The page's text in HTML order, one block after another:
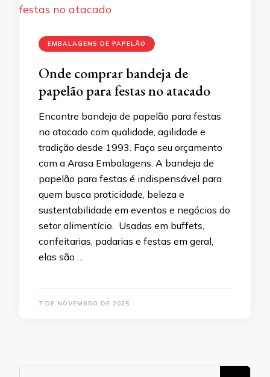
EMBALAGENS DE PAPELÃO
Onde comprar bandeja de
papelão para festas no atacado
Encontre bandeja de papelão para festas
no atacado com qualidade, agilidade e
tradição desde 1993. Faça seu orçamento
com a Arasa Embalagens. A bandeja de
papelão para festas é indispensável para
quem busca praticidade, beleza e
sustentabilidade em eventos e negócios do
setor alimentício. Usadas em buffets,
confeitarias, padarias e festas em geral,
elas são …
7 DE NOVEMBRO DE 2025
Procurando